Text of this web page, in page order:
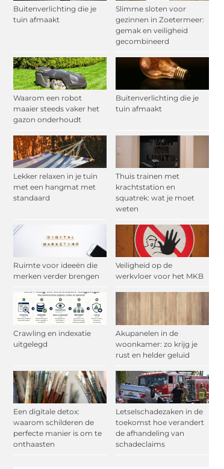
Buitenverlichting die je
tuin afmaakt
Slimme sloten voor
gezinnen in Zoetermeer:
gemak en veiligheid
gecombineerd
Waarom een robot
maaier steeds vaker het
gazon onderhoudt
Buitenverlichting die je
tuin afmaakt
Lekker relaxen in je tuin
met een hangmat met
standaard
Thuis trainen met
krachtstation en
squatrek: wat je moet
weten
Ruimte voor ideeën die
merken verder brengen
Veiligheid op de
werkvloer voor het MKB
Crawling en indexatie
uitgelegd
Akupanelen in de
woonkamer: zo krijg je
rust en helder geluid
Een digitale detox:
waarom schilderen de
perfecte manier is om te
onthaasten
Letselschadezaken in de
toekomst hoe verandert
de afhandeling van
schadeclaims